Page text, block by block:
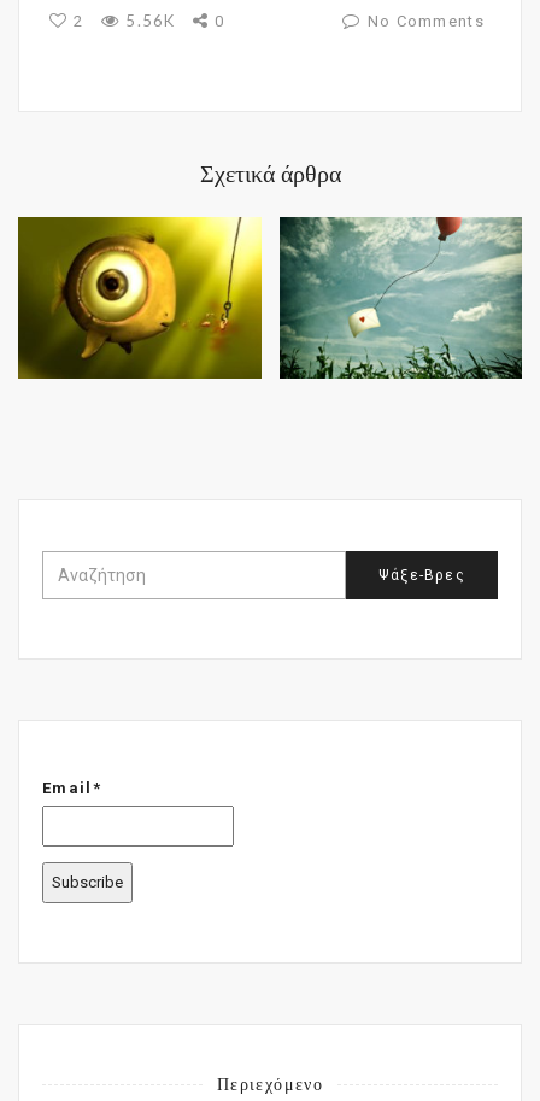
2 5.56K 0 No Comments
Σχετικά άρθρα
Email*
Περιεχόμενο